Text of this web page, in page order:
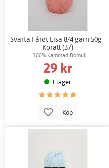
Svarta Fåret Lisa 8/4 garn 50g -
Korall (37)
100% Kammad Bomull
29 kr
I lager
Köp